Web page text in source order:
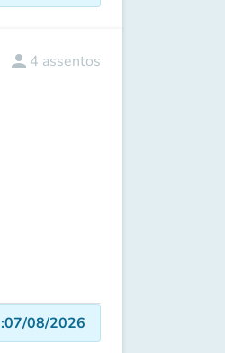
person 4 assentos
:07/08/2026